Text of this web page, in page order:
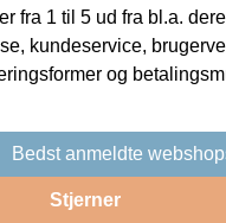
fra 1 til 5 ud fra bl.a.
kundeservice,
og
Bedst anmeldte
Stjerner